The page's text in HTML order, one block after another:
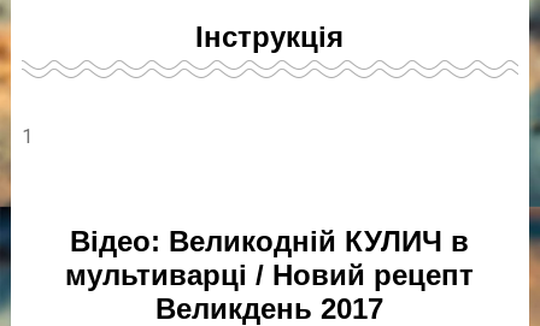
Інструкція
1
Відео: Великодній КУЛИЧ в
мультиварці / Новий рецепт
Великдень 2017